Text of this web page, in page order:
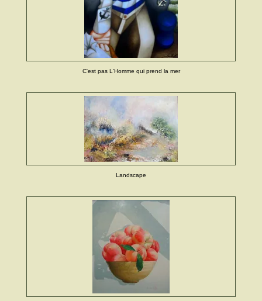
C'est pas L'Homme qui prend la mer
Landscape